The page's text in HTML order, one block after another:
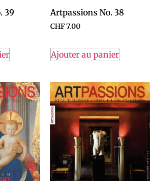
39 Artpassions No. 38
CHF7.00
Ajouter au panier